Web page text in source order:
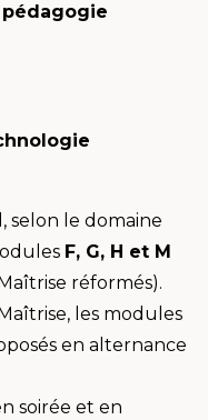
pédagogie
selon le domaine
F, G, H et M
réformés).
les modules
en alternance
soirée et en